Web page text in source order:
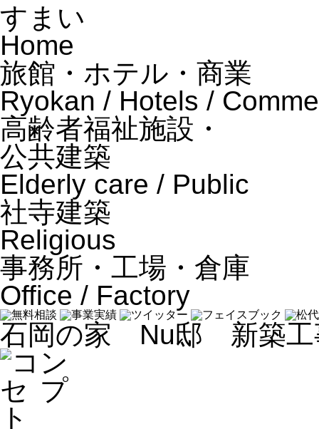
すまい
Home
旅館・ホテル・商業
Ryokan / Hotels /
高齢者福祉施設・
公共建築
Elderly care / Public
社寺建築
Religious
事務所・工場・倉庫
Office / Factory
石岡の家 Nu邸 新築